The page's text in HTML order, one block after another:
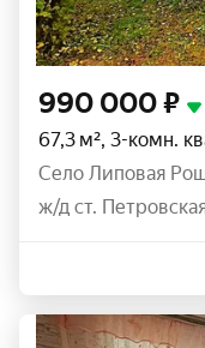
990 000 ₽
67,3 м², 3-комн.
село Липовая
ж/д ст.